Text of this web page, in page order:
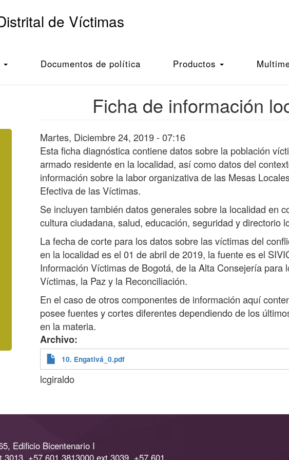
de Víctimas
Documentos de política Productos
Ficha de información
Martes, Diciembre 24, 2019 - 07:16
Esta ficha diagnóstica contiene datos sobre la población
armado residente en la localidad, así como datos del
información sobre la labor organizativa de las Mesas
Efectiva de las Víctimas.
Se incluyen también datos generales sobre la localidad en
cultura ciudadana, salud, educación, seguridad y directorio
La fecha de corte para los datos sobre las víctimas del
en la localidad es el 01 de abril de 2019, la fuente es el
Información Víctimas de Bogotá, de la Alta Consejería para
Víctimas, la Paz y la Reconciliación.
En el caso de otros componentes de información aquí
posee fuentes y cortes diferentes dependiendo de los
en la materia.
Archivo
10. Engativá_0.pdf
lcgiraldo
Edificio Bicentenario I
+57 601 3813000 ext 3039, +57 601